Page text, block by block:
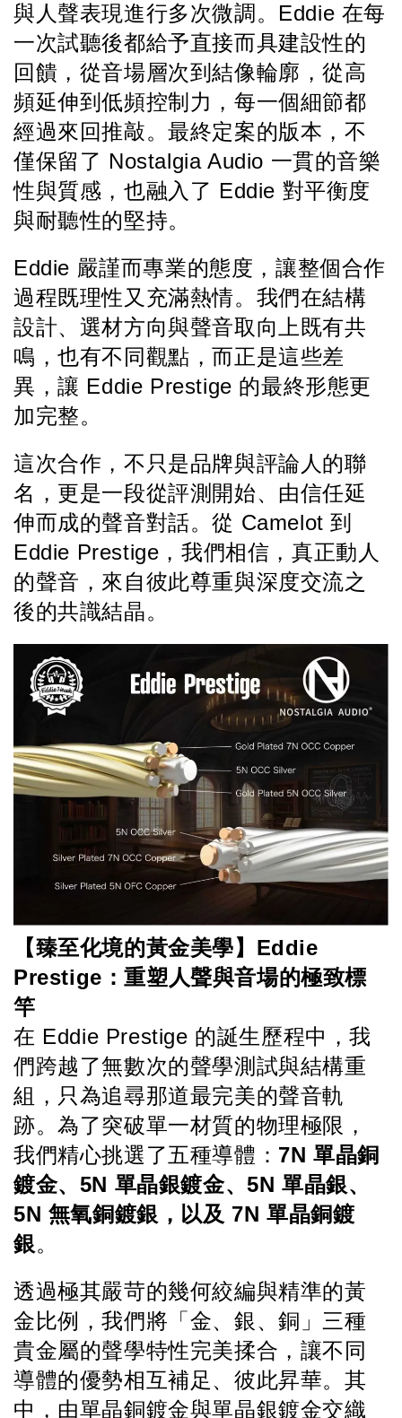
與人聲表現進行多次微調。Eddie 在每
一次試聽後都給予直接而具建設性的
回饋，從音場層次到結像輪廓，從高
頻延伸到低頻控制力，每一個細節都
經過來回推敲。最終定案的版本，不
僅保留了 Nostalgia Audio 一貫的音樂
性與質感，也融入了 Eddie 對平衡度
與耐聽性的堅持。
Eddie 嚴謹而專業的態度，讓整個合作
過程既理性又充滿熱情。我們在結構
設計、選材方向與聲音取向上既有共
鳴，也有不同觀點，而正是這些差
異，讓 Eddie Prestige 的最終形態更
加完整。
這次合作，不只是品牌與評論人的聯
名，更是一段從評測開始、由信任延
伸而成的聲音對話。從 Camelot 到
Eddie Prestige，我們相信，真正動人
的聲音，來自彼此尊重與深度交流之
後的共識結晶。
【臻至化境的黃金美學】Eddie
Prestige：重塑人聲與音場的極致標
竿
在 Eddie Prestige 的誕生歷程中，我
們跨越了無數次的聲學測試與結構重
組，只為追尋那道最完美的聲音軌
跡。為了突破單一材質的物理極限，
我們精心挑選了五種導體： 7N 單晶銅
鍍金、5N 單晶銀鍍金、5N 單晶銀、
5N 無氧銅鍍銀，以及 7N 單晶銅鍍
銀。
透過極其嚴苛的幾何絞編與精準的黃
金比例，我們將「金、銀、銅」三種
貴金屬的聲學特性完美揉合，讓不同
導體的優勢相互補足、彼此昇華。其
中，由單晶銅鍍金與單晶銀鍍金交織